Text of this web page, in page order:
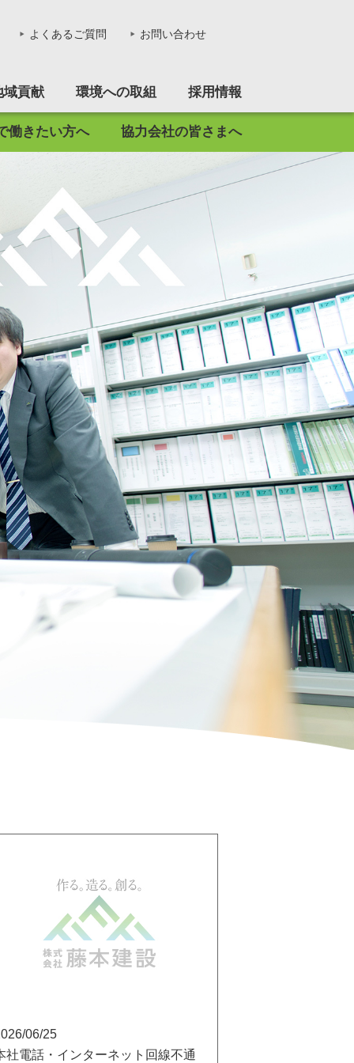
。
域貢献 環境への取組 採用情報
よくあるご質問 お問い合わせ
働きたい方へ 協力会社の皆さまへ
06/25
社電話・インターネット回線不通